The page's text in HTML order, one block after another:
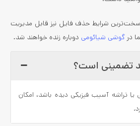
شرایط حذف فایل نیز قابل مدیریت
درگوشی شیائومی دوباره زنده خواهند شد.
تضمینی است؟
یا تراشه آسیب فیزیکی دیده باشد، امکان